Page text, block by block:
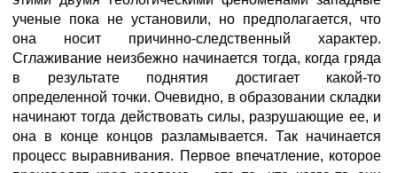
ученые пока не установили, но предполагается, что
она носит причинно-следственный характер.
Сглаживание неизбежно начинается тогда, когда гряда
в результате поднятия достигает какой-то
определенной точки. Очевидно, в образовании складки
начинают тогда действовать силы, разрушающие ее, и
она в конце концов разламывается. Так начинается
процесс выравнивания. Первое впечатление, которое